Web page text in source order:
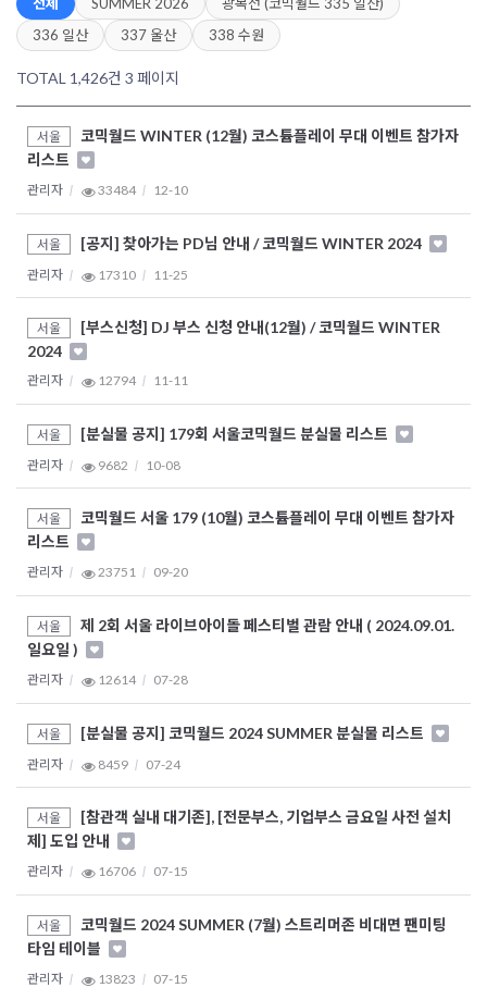
전체 SUMMER 2026
광복전 (코믹월드 335 일산)
336 일산
337 울산 338 수원
TOTAL 1,426건 3 페이지
서울
코믹월드 WINTER (12월) 코스튬플레이 무대 이벤트 참가자
리스트
관리자 33484 12-10
서울 [공지] 찾아가는 PD님 안내 / 코믹월드 WINTER 2024
관리자 17310 11-25
서울
[부스신청] DJ 부스 신청 안내(12월) / 코믹월드 WINTER
2024
관리자 12794 11-11
서울 [분실물 공지] 179회 서울코믹월드 분실물 리스트
관리자 9682 10-08
서울
코믹월드 서울 179 (10월) 코스튬플레이 무대 이벤트 참가자
리스트
관리자 23751 09-20
서울
제 2회 서울 라이브아이돌 페스티벌 관람 안내 ( 2024.09.01.
일요일 )
관리자 12614 07-28
서울 [분실물 공지] 코믹월드 2024 SUMMER 분실물 리스트
관리자 8459 07-24
서울
[참관객 실내 대기존], [전문부스, 기업부스 금요일 사전 설치
제] 도입 안내
관리자 16706 07-15
서울
코믹월드 2024 SUMMER (7월) 스트리머존 비대면 팬미팅
타임 테이블
관리자 13823 07-15